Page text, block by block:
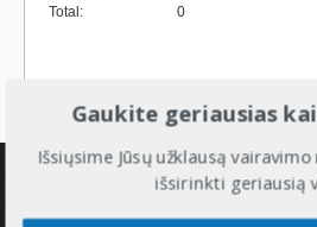
Total : 0
Informacija
Gaukite geriausias
Išsiųsime Jūsų užklausą
išsirinkti geriausią